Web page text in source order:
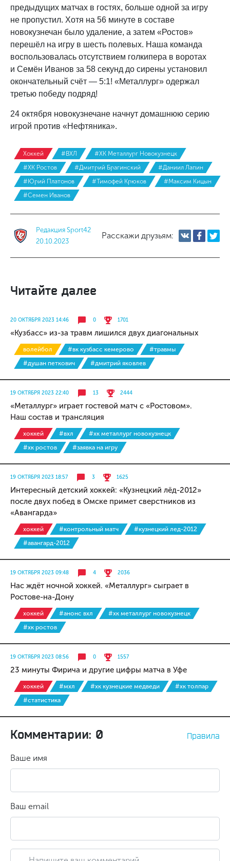
предыдущих матчах в гостях, больше одной за игру
не пропустил. Хотя на 56 минуте в составе
новокузнечан было удаление, а затем «Ростов»
перешёл на игру в шесть полевых. Наша команда
воспользовалась отсутствием голкипера в воротах
и Семён Иванов за 58 секунд до сирены установил
окончательный счёт — 5:1! «Металлург» одержал
третью победу подряд!
24 октября новокузнечане начнут домашнюю серию
игрой против «Нефтяника».
Хоккей #ВХЛ
#ХК Металлург Новокузнецк
#ХК Ростов
#Дмитрий Брагинский
#Даниил Лапин
#Юрий Платонов
#Тимофей Крюков
#Максим Кицын
#Семен Иванов
Редакция Sport42
20.10.2023
Расскажи друзьям:
Читайте далее
20 ОКТЯБРЯ 2023 14:46 0 1701
«Кузбасс» из-за травм лишился двух диагональных
волейбол #вк кузбасс кемерово
#травмы
#душан петкович
#дмитрий яковлев
19 ОКТЯБРЯ 2023 22:40 13 2444
«Металлург» играет гостевой матч с «Ростовом».
Наш состав и трансляция
хоккей #вхл
#хк металлург новокузнецк
#хк ростов
#заявка на игру
19 ОКТЯБРЯ 2023 18:57 3 1625
Интересный детский хоккей: «Кузнецкий лёд-2012»
после двух побед в Омске примет сверстников из
«Авангарда»
хоккей #контрольный матч
#кузнецкий лед-2012
#авангард-2012
19 ОКТЯБРЯ 2023 09:48 4 2036
Нас ждёт ночной хоккей. «Металлург» сыграет в
Ростове-на-Дону
хоккей #анонс вхл
#хк металлург новокузнецк
#хк ростов
19 ОКТЯБРЯ 2023 08:56 0 1557
23 минуты Фирича и другие цифры матча в Уфе
хоккей #мхл #хк кузнецкие медведи
#хк толпар
#статистика
Комментарии: 0 Правила
Ваше имя
Ваш email